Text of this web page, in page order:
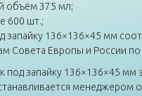
объём 375 мл;
600 шт.;
запайку 136×136×45 мм
Совета Европы и России по
под запайку 136×136×45 мм
менеджером